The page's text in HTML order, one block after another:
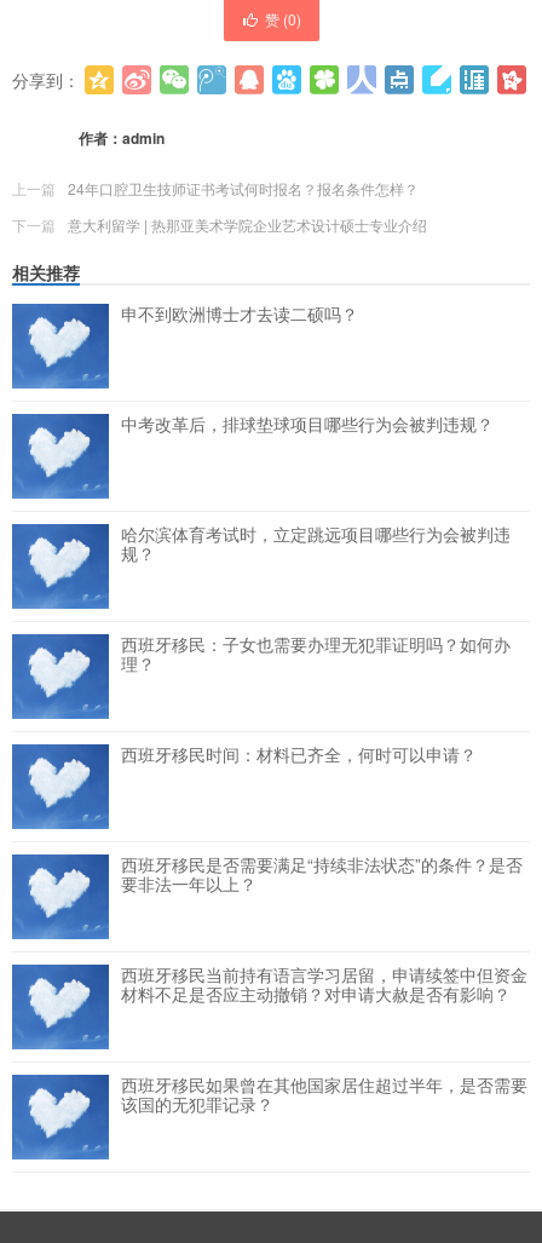
赞 (0)
分享到：
作者： admin
上一篇
24年口腔卫生技师证书考试何时报名？报名条件怎样？
下一篇
意大利留学 | 热那亚美术学院企业艺术设计硕士专业介绍
相关推荐
申不到欧洲博士才去读二硕吗？
中考改革后，排球垫球项目哪些行为会被判违规？
哈尔滨体育考试时，立定跳远项目哪些行为会被判违
规？
西班牙移民：子女也需要办理无犯罪证明吗？如何办
理？
西班牙移民时间：材料已齐全，何时可以申请？
西班牙移民是否需要满足“持续非法状态”的条件？是否
要非法一年以上？
西班牙移民当前持有语言学习居留，申请续签中但资金
材料不足是否应主动撤销？对申请大赦是否有影响？
西班牙移民如果曾在其他国家居住超过半年，是否需要
该国的无犯罪记录？